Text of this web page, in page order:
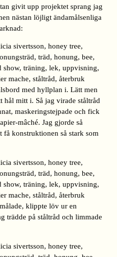
givit upp projektet sprang jag
nästan löjligt ändamålsenliga
med hyllplan i. Lätt men
hål mitt i. Så jag virade ståltråd
maskeringstejpade och fick
mâché. Jag gjorde så
få konstruktionen så stark som
klippte löv ur en
trädde på ståltråd och limmade